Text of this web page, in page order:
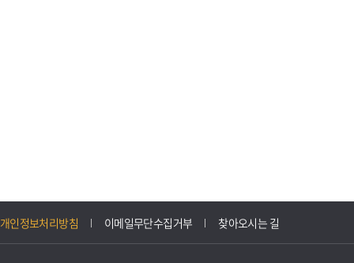
개인정보처리방침 이메일무단수집거부 찾아오시는 길